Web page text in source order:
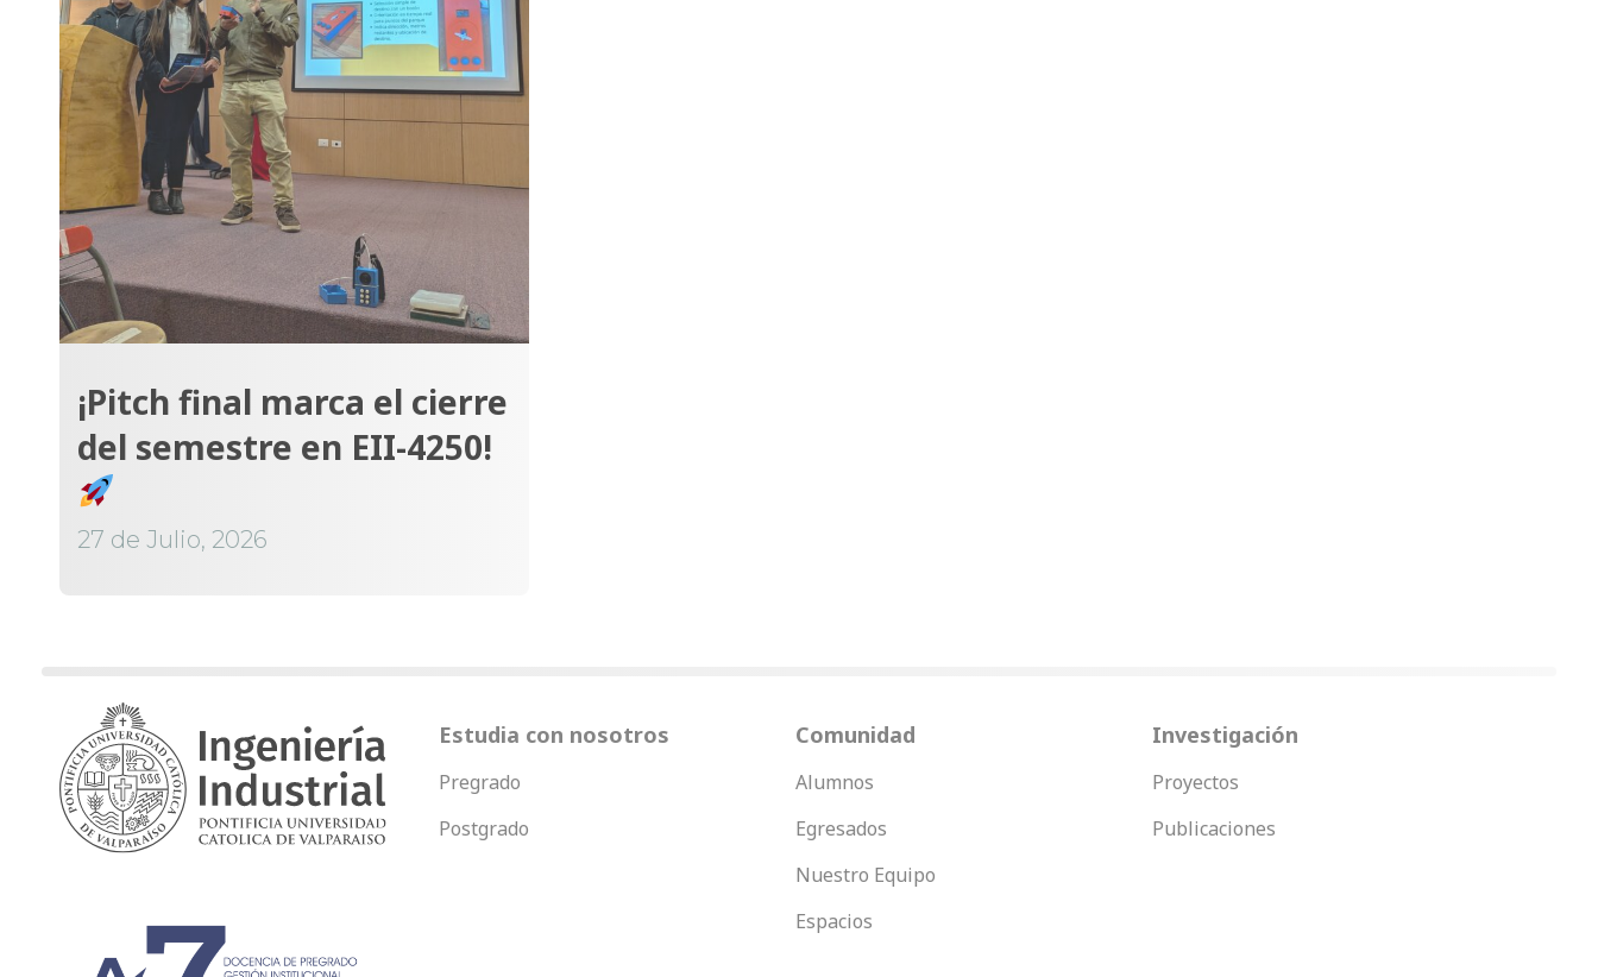
¡Pitch final marca el cierre
del semestre en EII-4250!
27 de Julio, 2026
Estudia con nosotros
Pregrado
Postgrado
Comunidad
Alumnos
Egresados
Nuestro Equipo
Espacios
Investigación
Proyectos
Publicaciones